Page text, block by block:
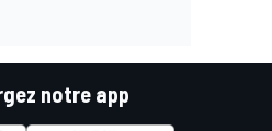
notre app